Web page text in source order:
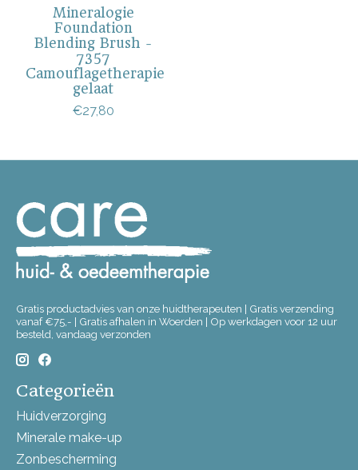
Mineralogie
Foundation
Blending Brush -
7357
Camouflagetherapie
gelaat
€27,80
Gratis productadvies van onze huidtherapeuten | Gratis verzending
vanaf €75,- | Gratis afhalen in Woerden | Op werkdagen voor 12 uur
besteld, vandaag verzonden
Categorieën
Huidverzorging
Minerale make-up
Zonbescherming